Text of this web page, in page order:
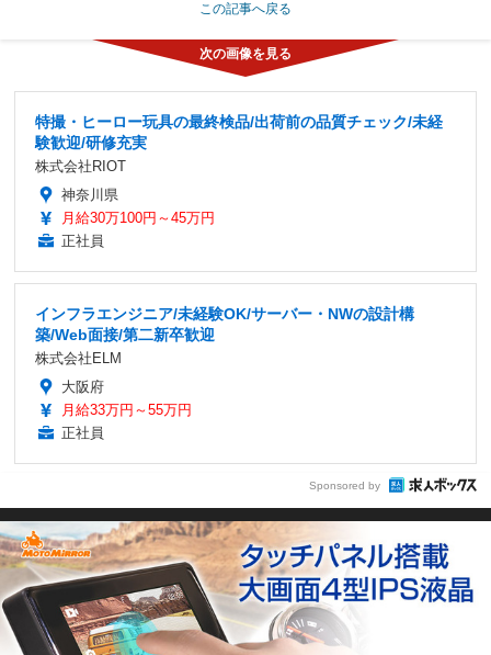
この記事へ戻る
特撮・ヒーロー玩具の最終検品/出荷前の品質チェック/未経
験歓迎/研修充実
株式会社RIOT
神奈川県
月給30万100円～45万円
正社員
インフラエンジニア/未経験OK/サーバー・NWの設計構
築/Web面接/第二新卒歓迎
株式会社ELM
大阪府
月給33万円～55万円
正社員
Sponsored by